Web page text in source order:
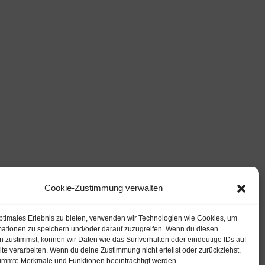
Cookie-Zustimmung verwalten
Erlebnis zu bieten, verwenden wir Technologien wie Cookies, um
zu speichern und/oder darauf zuzugreifen. Wenn du diesen
zustimmst, können wir Daten wie das Surfverhalten oder eindeutige IDs auf
verarbeiten. Wenn du deine Zustimmung nicht erteilst oder zurückziehst,
Merkmale und Funktionen beeinträchtigt werden.